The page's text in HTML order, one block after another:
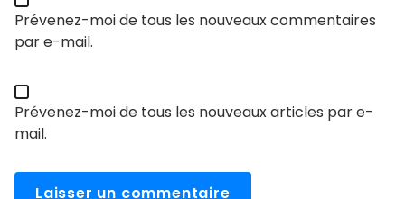
Prévenez-moi de tous les nouveaux commentaires
par e-mail.
Prévenez-moi de tous les nouveaux articles par e-
mail.